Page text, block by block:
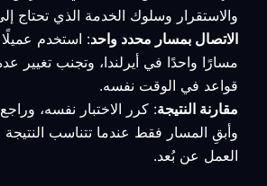
والاستقرار وسلوك الخدمة الذي تحتاج
الاتصال بمسار محدد واحد: استخدم
مسارًا واحدًا في أيرلندا، وتجنب تغيير
قواعد في الوقت نفسه.
مقارنة النتيجة: كرر الاختبار نفسه،
وأبقِ المسار فقط عندما تتناسب
العمل عن بُعد.